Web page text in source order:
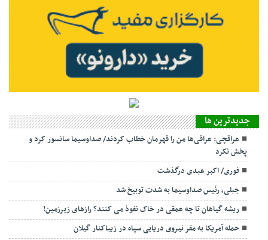
جديدترين ها
عراقچی: عراقی‌ها من را قهرمان خطاب کردند/ صداوسیما سانسور کرد و
پخش نکرد
فوری/ اکبر عبدی درگذشت
جبلی، رئیس صداوسیما به شدت توبیخ شد
ریشه گیاهان تا چه عمقی در خاک نفوذ می کنند؟ رازهای زیرزمین!
حمله آمریکا به مقر نیروی دریایی سپاه در زیباکنار گیلان